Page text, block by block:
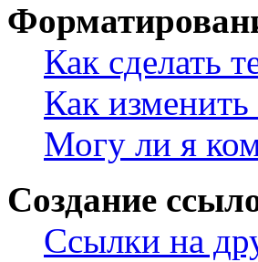
Как сделать
Как изменить
Могу ли я
Создание
Ссылки на